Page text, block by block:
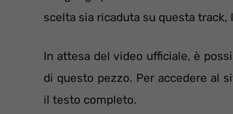
scelta sia ricaduta su questa
In attesa del video ufficiale, è
di questo pezzo. Per accedere al
il testo completo.